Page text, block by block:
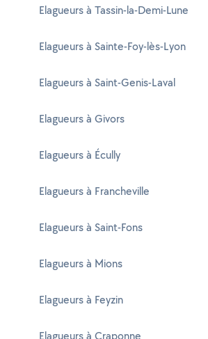
Elagueurs à Tassin-la-Demi-Lune
Elagueurs à Sainte-Foy-lès-Lyon
Elagueurs à Saint-Genis-Laval
Elagueurs à Givors
Elagueurs à Écully
Elagueurs à Francheville
Elagueurs à Saint-Fons
Elagueurs à Mions
Elagueurs à Feyzin
Elagueurs à Craponne